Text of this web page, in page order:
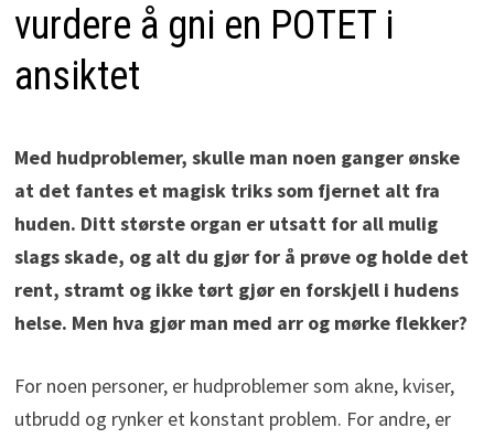
vurdere å gni en POTET i
ansiktet
Med hudproblemer, skulle man noen ganger ønske
at det fantes et magisk triks som fjernet alt fra
huden. Ditt største organ er utsatt for all mulig
slags skade, og alt du gjør for å prøve og holde det
rent, stramt og ikke tørt gjør en forskjell i hudens
helse. Men hva gjør man med arr og mørke flekker?
For noen personer, er hudproblemer som akne, kviser,
utbrudd og rynker et konstant problem. For andre, er